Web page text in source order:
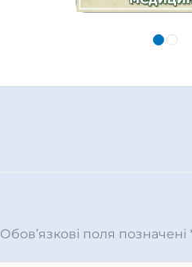
Обов’язкові поля позначені